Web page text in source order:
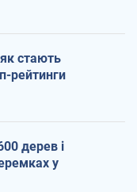
стають
рейтинги
дерев і
у